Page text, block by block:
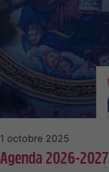
1 octobre 2025
Agenda 2026-2027